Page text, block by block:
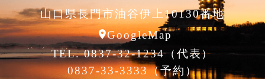
山口県長門市油谷伊上10130番地
GoogleMap
TEL. 0837-32-1234（代表）
0837-33-3333（予約）